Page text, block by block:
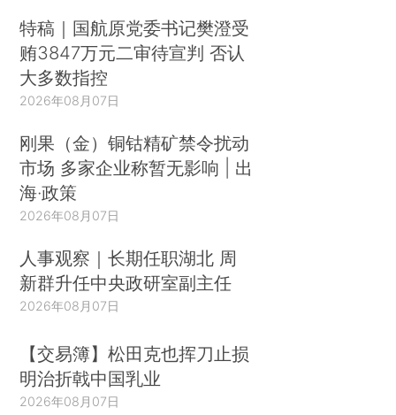
特稿｜国航原党委书记樊澄受
贿3847万元二审待宣判 否认
大多数指控
2026年08月07日
刚果（金）铜钴精矿禁令扰动
市场 多家企业称暂无影响 | 出
海·政策
2026年08月07日
人事观察｜长期任职湖北 周
新群升任中央政研室副主任
2026年08月07日
【交易簿】松田克也挥刀止损
明治折戟中国乳业
2026年08月07日